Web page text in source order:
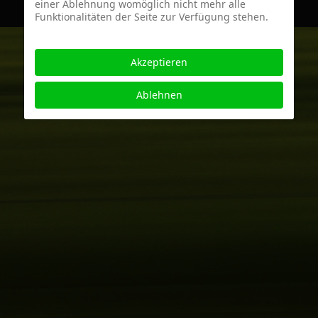
einer Ablehnung womöglich nicht mehr alle
Funktionalitäten der Seite zur Verfügung stehen.
Akzeptieren
Ablehnen